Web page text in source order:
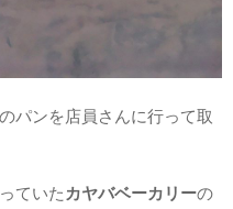
パンを店員さんに行って取
ていた カヤバベーカリーの